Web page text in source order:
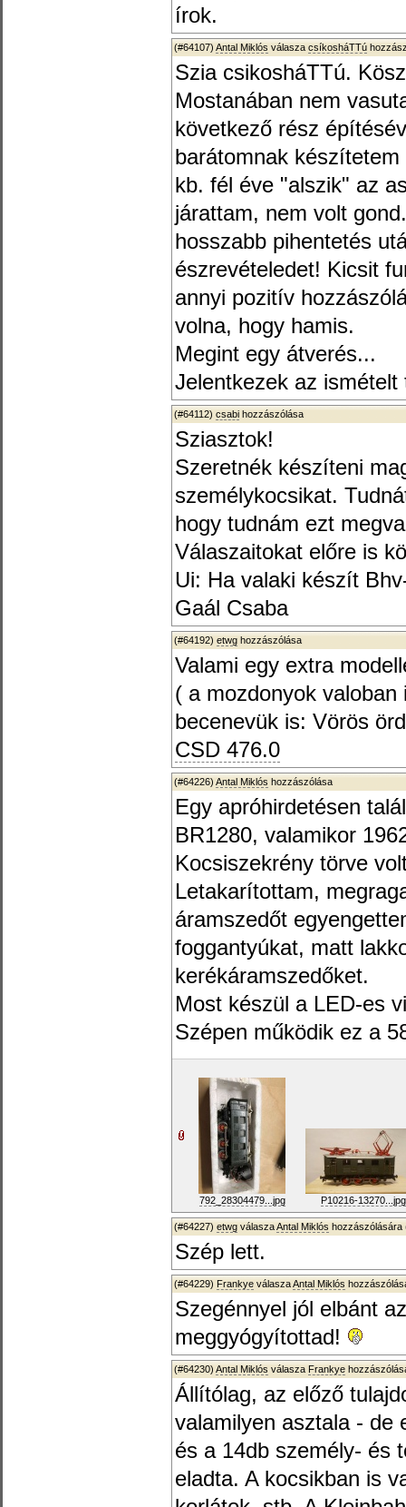
írok.
(#64107) Antal Miklós válasza csíkosháTTú
Szia csikosháTTú.
Mostanában nem
következő rész
barátomnak
kb. fél éve "alszik" az
járattam, nem volt
hosszabb pihentetés
észrevételedet! Kicsit
annyi pozitív
volna, hogy hamis.
Megint egy átverés...
Jelentkezek az ismételt
(#64112) csabi hozzászólása
Sziasztok!
Szeretnék készíteni
személykocsikat.
hogy tudnám ezt
Válaszaitokat előre is
Ui: Ha valaki készít
Gaál Csaba
(#64192) etwg hozzászólása
Valami egy extra
( a mozdonyok
becenevük is: Vörös
CSD 476.0
(#64226) Antal Miklós hozzászólása
Egy apróhirdetésen
BR1280, valamikor
Kocsiszekrény törve
Letakarítottam,
áramszedőt
foggantyúkat, matt
kerékáramszedőket.
Most készül a LED-es
Szépen működik ez a
792_28304479...jpg P10216-13270...jpg
(#64227) etwg válaszaAntal Miklós hozzászólására
Szép lett.
(#64229) Frankye válaszaAntal Miklós
Szegénnyel jól elbánt
meggyógyítottad!
(#64230) Antal Miklós válasza Frankye
Állítólag, az előző
valamilyen asztala - de
és a 14db személy- és
eladta. A kocsikban is